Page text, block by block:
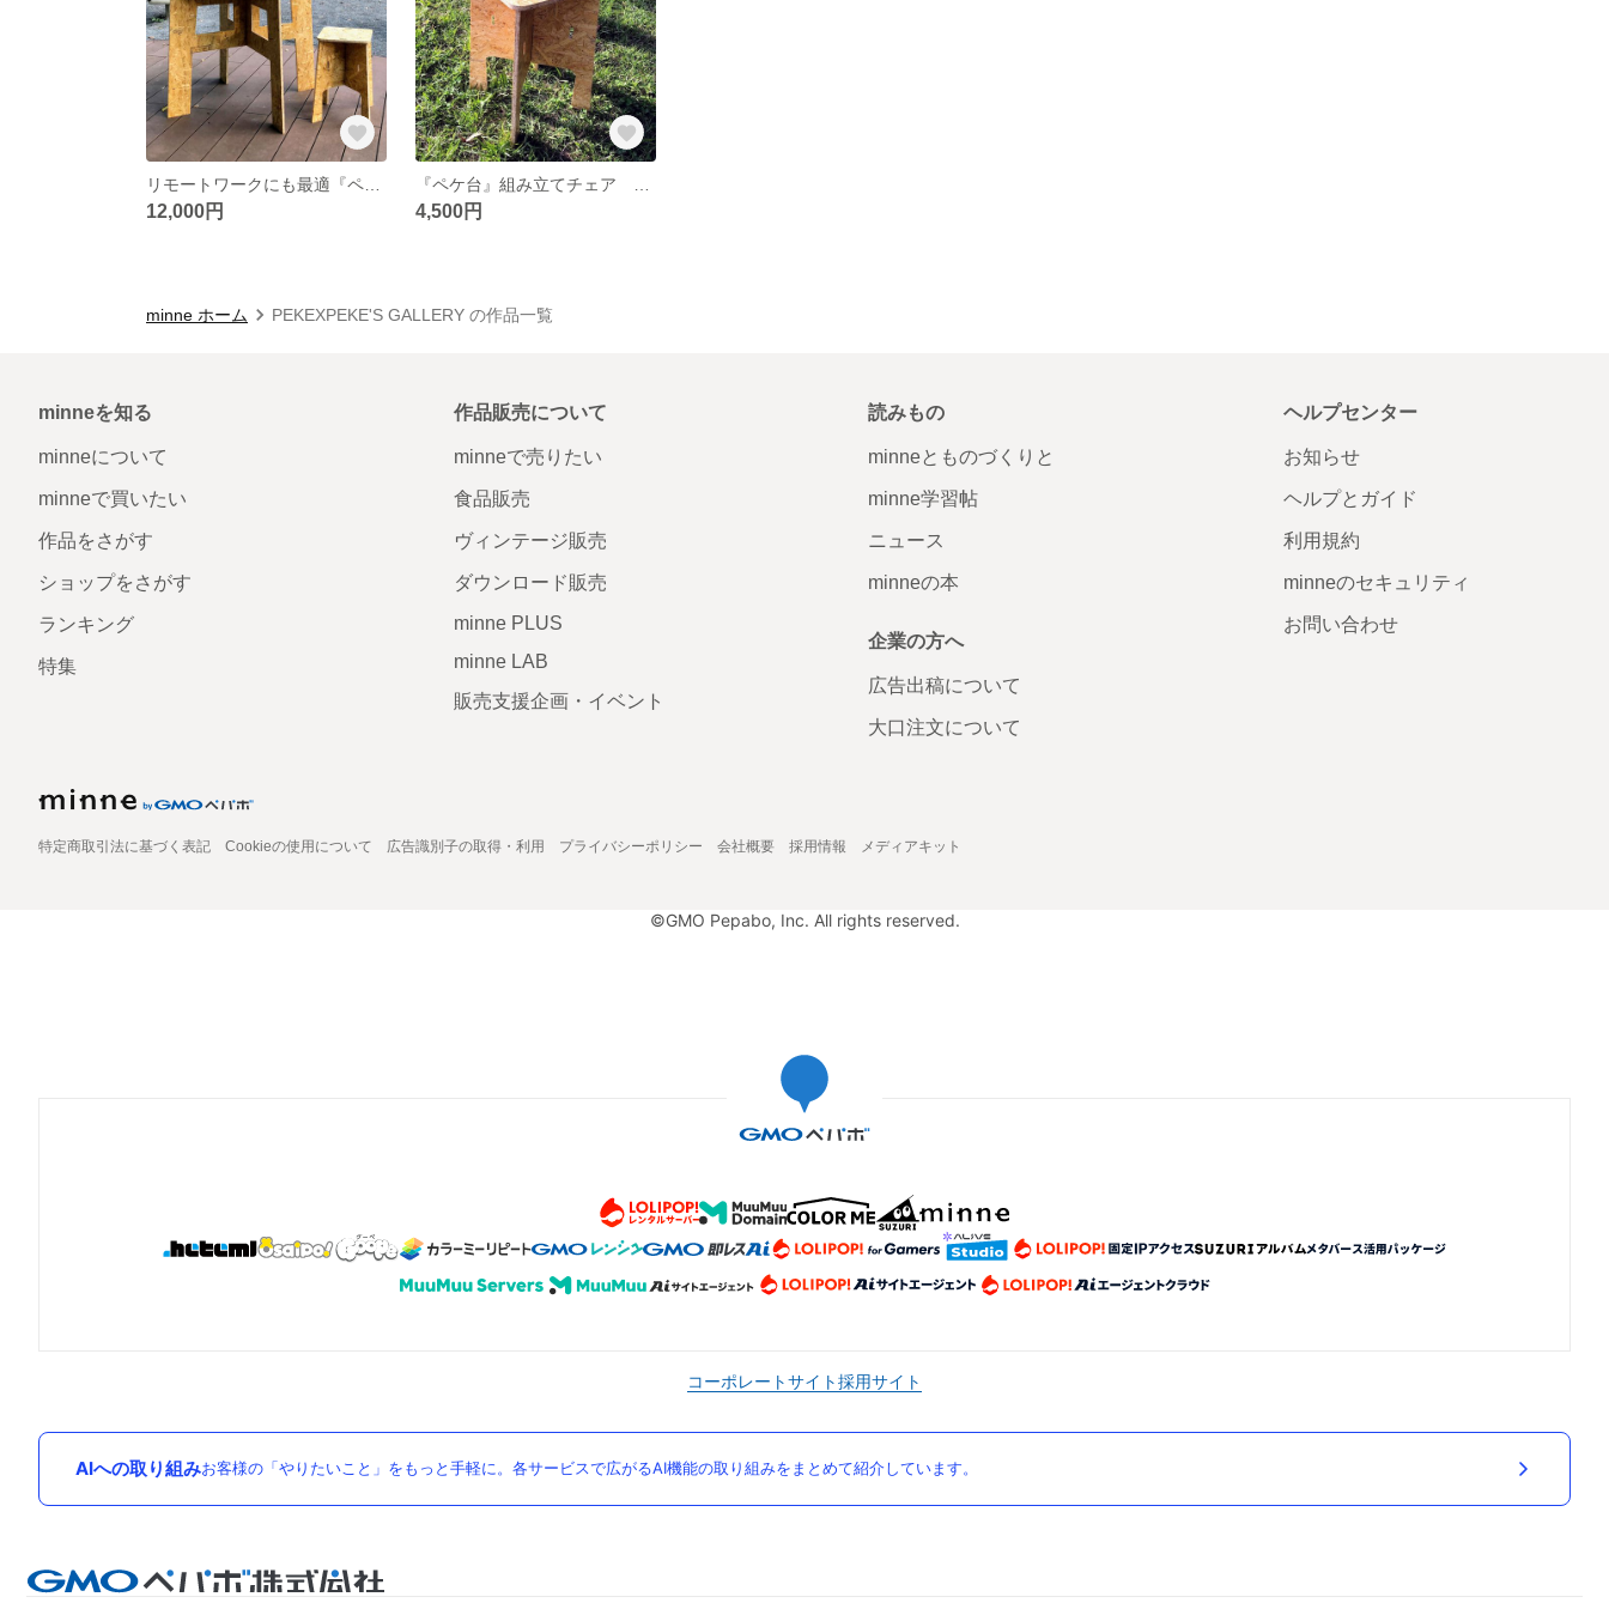
12,000円 4,500円
minne ホーム PEKEXPEKE'S GALLERY の作品一覧
minneを知る
minneについて
minneで買いたい
作品をさがす
ショップをさがす
ランキング
特集
作品販売について
minneで売りたい
食品販売
ヴィンテージ販売
ダウンロード販売
minne PLUS
minne LAB
販売支援企画・イベント
読みもの
minneとものづくりと
minne学習帖
ニュース
minneの本
企業の方へ
広告出稿について
大口注文について
ヘルプセンター
お知らせ
ヘルプとガイド
利用規約
minneのセキュリティ
お問い合わせ
特定商取引法に基づく表記 Cookieの使用について 広告識別子の取得・利用 プライバシーポリシー 会社概要 採用情報 メディアキット
©GMO Pepabo, Inc. All rights reserved.
コーポレートサイト採用サイト
AIへの取り組みお客様の「やりたいこと」をもっと手軽に。各サービスで広がるAI機能の取り組みをまとめて紹介しています。